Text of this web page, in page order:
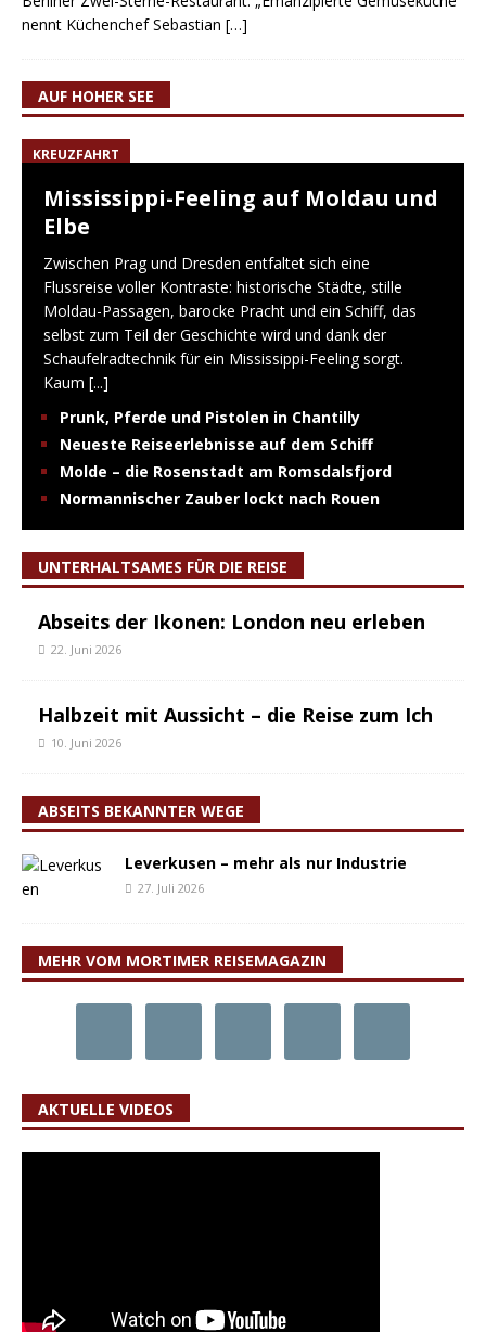
nennt Küchenchef Sebastian […]
AUF HOHER SEE
KREUZFAHRT
Mississippi-Feeling auf Moldau und
Elbe
Zwischen Prag und Dresden entfaltet sich eine
Flussreise voller Kontraste: historische Städte, stille
Moldau-Passagen, barocke Pracht und ein Schiff, das
selbst zum Teil der Geschichte wird und dank der
Schaufelradtechnik für ein Mississippi-Feeling sorgt.
Kaum [...]
Prunk, Pferde und Pistolen in Chantilly
Neueste Reiseerlebnisse auf dem Schiff
Molde – die Rosenstadt am Romsdalsfjord
Normannischer Zauber lockt nach Rouen
UNTERHALTSAMES FÜR DIE REISE
Abseits der Ikonen: London neu erleben
22. Juni 2026
Halbzeit mit Aussicht – die Reise zum Ich
10. Juni 2026
ABSEITS BEKANNTER WEGE
Leverkusen – mehr als nur Industrie
27. Juli 2026
MEHR VOM MORTIMER REISEMAGAZIN
AKTUELLE VIDEOS